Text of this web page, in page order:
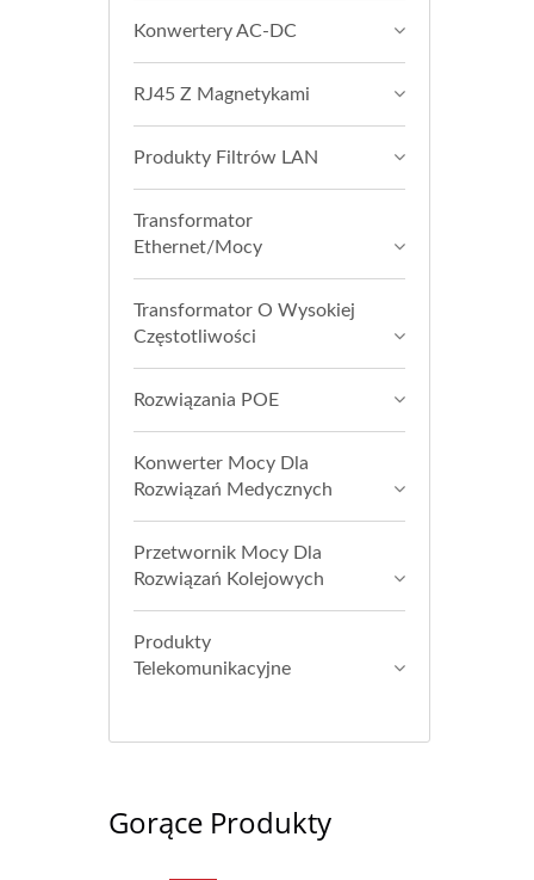
Konwertery AC-DC
RJ45 Z Magnetykami
Produkty Filtrów LAN
Transformator
Ethernet/Mocy
Transformator O Wysokiej
Częstotliwości
Rozwiązania POE
Konwerter Mocy Dla
Rozwiązań Medycznych
Przetwornik Mocy Dla
Rozwiązań Kolejowych
Produkty
Telekomunikacyjne
Gorące Produkty